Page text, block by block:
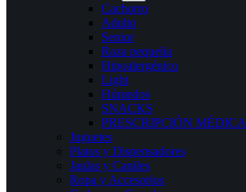
Cachorro
Adulto
Senior
Raza pequeña
Hipoalergénico
Light
Húmedos
SNACKS
PRESCRIPCIÓN MÉDICA
Juguetes
Platos y Dispensadores
Jaulas y Caniles
Ropa y Accesorios